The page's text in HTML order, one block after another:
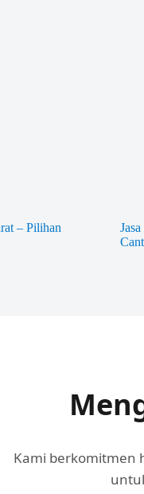
– Pilihan
Kami berkomitmen